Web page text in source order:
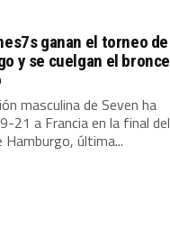
ganan el torneo de
y se cuelgan el bronce
masculina de Seven ha
21 a Francia en la final del
última...